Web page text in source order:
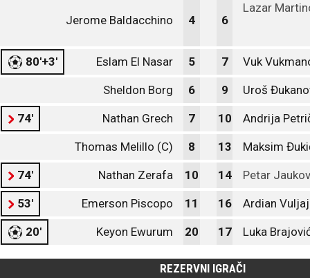
Jerome Baldacchino 4 6
Lazar
80'+3' Eslam El Nasar 5 7 Vuk
Sheldon Borg 6 9 Uroš
74' Nathan Grech 7 10 Andrija
Thomas Melillo (C) 8 13 Maksim
74' Nathan Zerafa 10 14 Petar
53' Emerson Piscopo 11 16 Ardian Vuljaj
20' Keyon Ewurum 20 17 Luka
REZERVNI IGRAČI